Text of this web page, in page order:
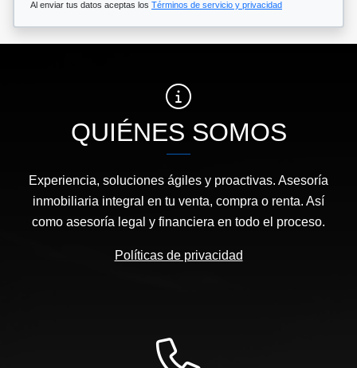
Al enviar tus datos aceptas los Términos de servicio y privacidad
QUIÉNES SOMOS
Experiencia, soluciones ágiles y proactivas. Asesoría
inmobiliaria integral en tu venta, compra o renta. Así
como asesoría legal y financiera en todo el proceso.
Políticas de privacidad